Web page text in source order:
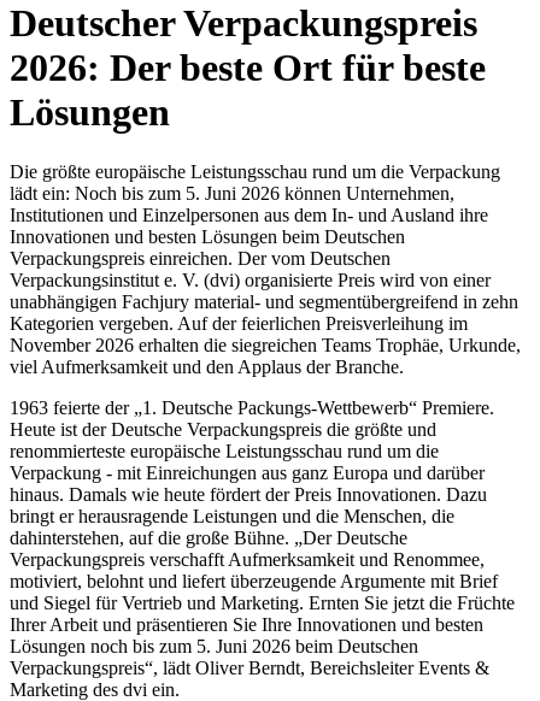
Deutscher Verpackungspreis
2026: Der beste Ort für beste
Lösungen
Die größte europäische Leistungsschau rund um die Verpackung
lädt ein: Noch bis zum 5. Juni 2026 können Unternehmen,
Institutionen und Einzelpersonen aus dem In- und Ausland ihre
Innovationen und besten Lösungen beim Deutschen
Verpackungspreis einreichen. Der vom Deutschen
Verpackungsinstitut e. V. (dvi) organisierte Preis wird von einer
unabhängigen Fachjury material- und segmentübergreifend in zehn
Kategorien vergeben. Auf der feierlichen Preisverleihung im
November 2026 erhalten die siegreichen Teams Trophäe, Urkunde,
viel Aufmerksamkeit und den Applaus der Branche.
1963 feierte der „1. Deutsche Packungs-Wettbewerb“ Premiere.
Heute ist der Deutsche Verpackungspreis die größte und
renommierteste europäische Leistungsschau rund um die
Verpackung - mit Einreichungen aus ganz Europa und darüber
hinaus. Damals wie heute fördert der Preis Innovationen. Dazu
bringt er herausragende Leistungen und die Menschen, die
dahinterstehen, auf die große Bühne. „Der Deutsche
Verpackungspreis verschafft Aufmerksamkeit und Renommee,
motiviert, belohnt und liefert überzeugende Argumente mit Brief
und Siegel für Vertrieb und Marketing. Ernten Sie jetzt die Früchte
Ihrer Arbeit und präsentieren Sie Ihre Innovationen und besten
Lösungen noch bis zum 5. Juni 2026 beim Deutschen
Verpackungspreis“, lädt Oliver Berndt, Bereichsleiter Events &
Marketing des dvi ein.